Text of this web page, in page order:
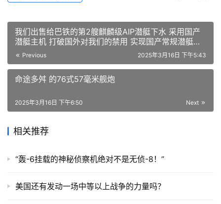
我们出售给巴铁的第2艘麒麟级AIP潜艇下水 采用国产
潜艇主机 打破国外对我们的禁用 实现国产常规潜艇动
力自主可控
Previous 2025年3月16日 下午5:43
命途多舛 的76式57毫米舰炮
Next
2025年3月16日 下午6:50
相关推荐
“轰-6挂载的神秘侦察机绝对不是无侦-8！”
美国还有发动一场中等以上战争的力量吗？